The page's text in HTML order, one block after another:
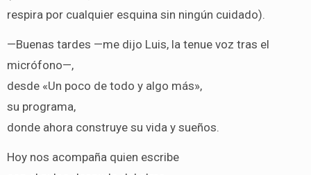
respira por cualquier esquina sin ningún cuidado).
—Buenas tardes —me dijo Luis, la tenue voz tras el
micrófono—,
desde «Un poco de todo y algo más»,
su programa,
donde ahora construye su vida y sueños.
Hoy nos acompaña quien escribe